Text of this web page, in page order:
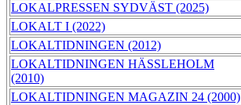
LOKALPRESSEN SYDVÄST (2025)
LOKALT I (2022)
LOKALTIDNINGEN (2012)
LOKALTIDNINGEN HÄSSLEHOLM
(2010)
LOKALTIDNINGEN MAGAZIN 24 (2000)